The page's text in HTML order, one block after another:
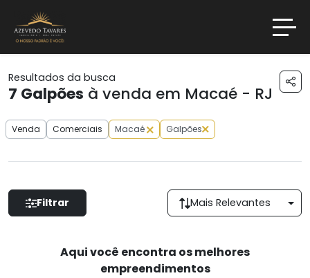
Resultados da busca
7 Galpões à venda em Macaé - RJ
Venda Comerciais Macaé Galpões
Filtrar Mais Relevantes
Aqui você encontra os melhores
empreendimentos